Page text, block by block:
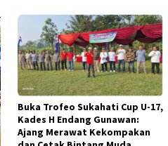
Buka Trofeo Sukahati Cup U-17,
Kades H Endang Gunawan:
Ajang Merawat Kekompakan